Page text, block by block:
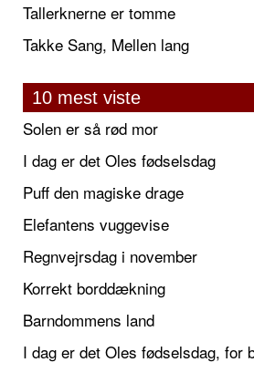
Tallerknerne er tomme
Takke Sang, Mellen lang
10 mest viste
Solen er så rød mor
I dag er det Oles fødselsdag
Puff den magiske drage
Elefantens vuggevise
Regnvejrsdag i november
Korrekt borddækning
Barndommens land
I dag er det Oles fødselsdag, for